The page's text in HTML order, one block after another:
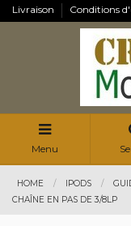
Livraison Conditions
Menu
HOME IPODS
CHAÎNE EN PAS DE 3/8LP